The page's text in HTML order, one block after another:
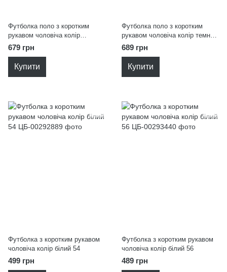
Футболка поло з коротким
рукавом чоловіча колір
блакитний 54
679 грн
Купити
Футболка поло з коротким
рукавом чоловіча колір темно-
синій 50
689 грн
Купити
Футболка з коротким рукавом
чоловіча колір білий 54
499 грн
Футболка з коротким рукавом
чоловіча колір білий 56
489 грн